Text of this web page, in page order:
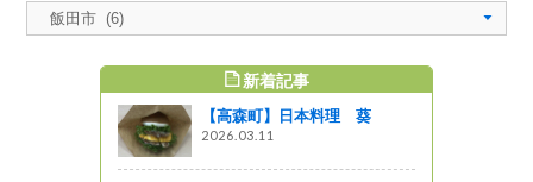
新着記事
【高森町】日本料理 葵
2026.03.11